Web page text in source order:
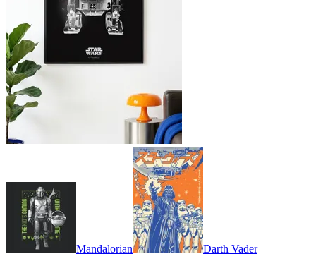
Mandalorian Darth Vader